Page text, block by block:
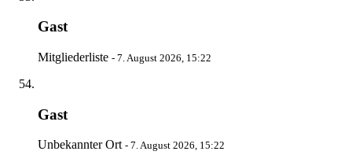
Gast
Mitgliederliste - 7. August 2026, 15:22
Gast
Unbekannter Ort - 7. August 2026, 15:22